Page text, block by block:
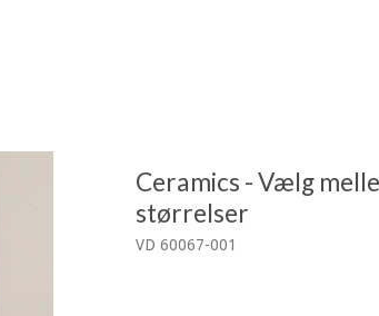
Ceramics - Vælg
størrelser
VD 60067-001